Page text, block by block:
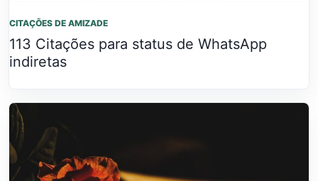
CITAÇÕES DE AMIZADE
113 Citações para status de WhatsApp
indiretas